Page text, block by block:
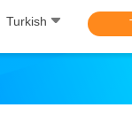
Turkish